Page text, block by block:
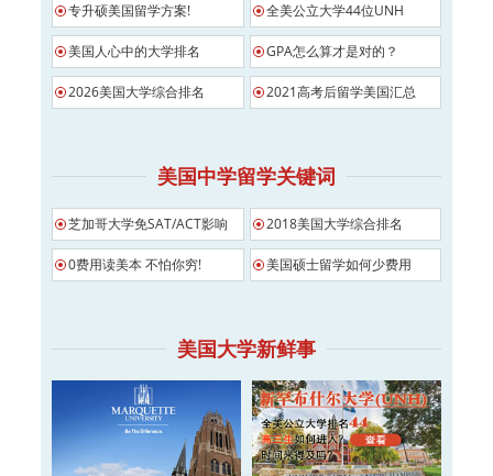
专升硕美国留学方案! 全美公立大学44位UNH
美国人心中的大学排名 GPA怎么算才是对的？
2026美国大学综合排名 2021高考后留学美国汇总
美国中学留学关键词
芝加哥大学免SAT/ACT影响 2018美国大学综合排名
0费用读美本 不怕你穷! 美国硕士留学如何少费用
美国大学新鲜事